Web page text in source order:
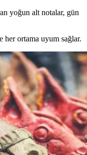
yoğun alt notalar, gün
her ortama uyum sağlar.